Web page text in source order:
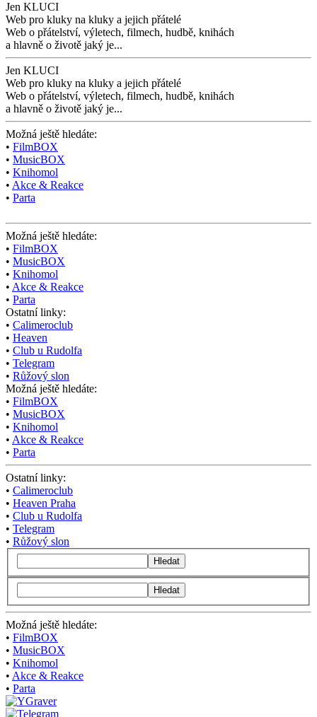
Jen KLUCI
Web pro kluky na kluky a jejich přátelé
Web o přátelství, výletech, filmech, hudbě, knihách
a hlavně o životě jaký je...
Jen KLUCI
Web pro kluky na kluky a jejich přátelé
Web o přátelství, výletech, filmech, hudbě, knihách
a hlavně o životě jaký je...
Možná ještě hledáte:
• FilmBOX
• MusicBOX
• Knihomol
• Akce & Reakce
• Parta
Možná ještě hledáte:
• FilmBOX
• MusicBOX
• Knihomol
• Akce & Reakce
• Parta
Ostatní linky:
• Calimeroclub
• Heaven
• Club u Rudolfa
• Telegram
• Růžový slon
Možná ještě hledáte:
• FilmBOX
• MusicBOX
• Knihomol
• Akce & Reakce
• Parta
Ostatní linky:
• Calimeroclub
• Heaven Praha
• Club u Rudolfa
• Telegram
• Růžový slon
Hledat
Hledat
Možná ještě hledáte:
• FilmBOX
• MusicBOX
• Knihomol
• Akce & Reakce
• Parta